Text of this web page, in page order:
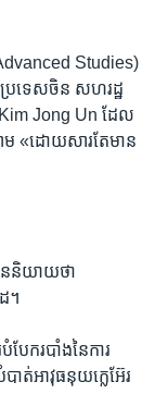
Studies)
រទេស​ចិន សហរដ្ឋ​
Jong Un ដែល​
ម «ដោយសារតែ​មាន​
ន​និយាយ​ថា
។
ក​របាំង​នៃ​ការ​
ត់​អាវុធ​នុយក្លេអ៊ែរ